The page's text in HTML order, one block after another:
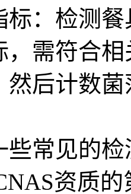
检测餐
，需符合
然后计数
见的检
资质